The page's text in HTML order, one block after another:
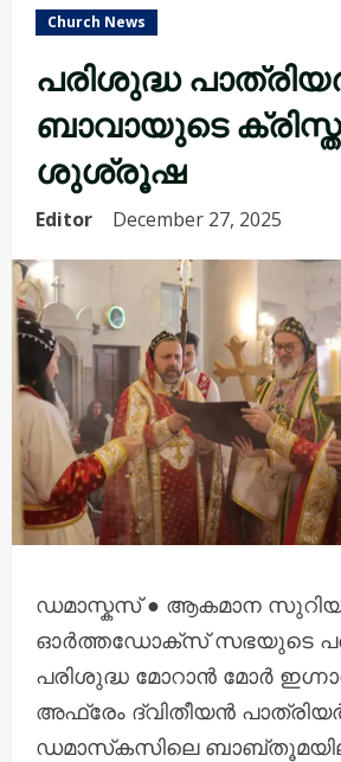
Church News
പരിശുദ്ധ
ബാവായുടെ
ശുശ്രൂഷ
Editor December 27, 2025
ഡമാസ്കസ് ● ആകമാന
ഓർത്തഡോക്സ് സഭയുടെ
പരിശുദ്ധ മോറാൻ മോർ
അഫ്രേം ദ്വിതീയൻ
ഡമാസ്‌കസിലെ